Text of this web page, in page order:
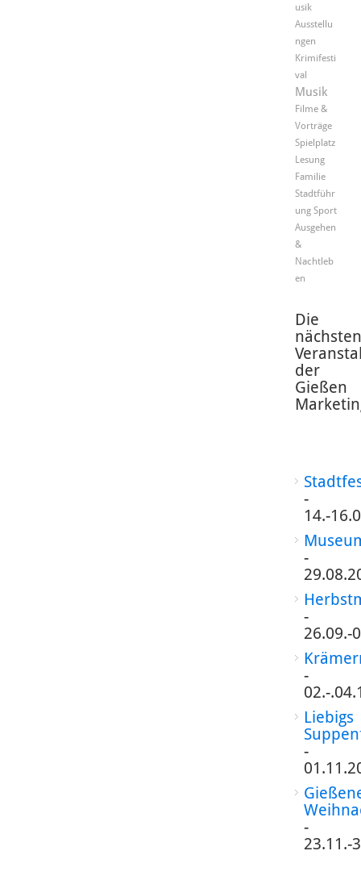
usik
Ausstellu
ngen
Krimifesti
val
Musik
Filme &
Vorträge
Spielplatz
Lesung
Familie
Stadtführ
ung Sport
Ausgehen
&
Nachtleb
en
Die
nächsten
der
Gießen
-
14.-
-
-
26.09.-
-
02.-
Liebigs
-
-
23.11.-